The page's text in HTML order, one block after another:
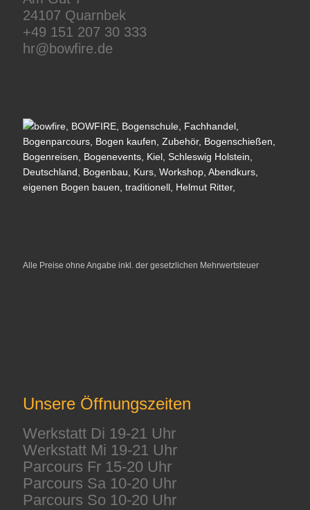
24107 Quarnbek
+49 151 207 30 333
hr@bowfire.de
Alle Preise ohne Angabe inkl. der gesetzlichen Mehrwertsteuer
Unsere Öffnungszeiten
Werkstatt Di 19-21 Uhr
Werkstatt Mi 19-21 Uhr
Parcours Fr 15-20 Uhr
Parcours Sa 10-20 Uhr
Parcours So 10-20 Uhr